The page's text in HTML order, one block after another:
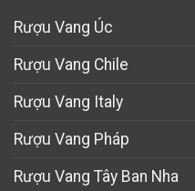
Rượu Vang Úc
Rượu Vang Chile
Rượu Vang Italy
Rượu Vang Pháp
Rượu Vang Tây Ban Nha